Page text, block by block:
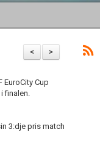
>
<
EuroCity Cup
finalen.
3:dje pris match